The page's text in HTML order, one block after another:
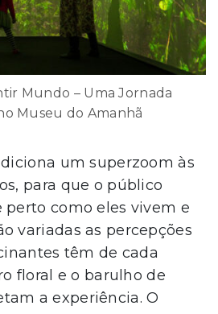
Mundo – Uma Jornada
Museu do Amanhã
um superzoom às
para que o público
perto como eles vivem e
variadas as percepções
têm de cada
floral e o barulho de
a experiência. O